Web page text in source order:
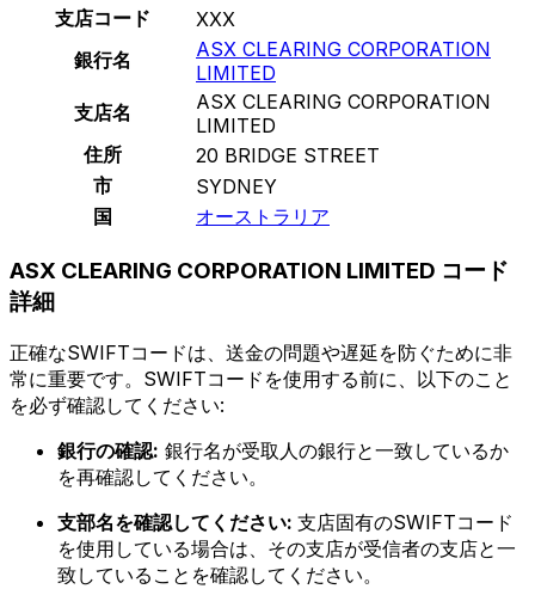
支店コード
XXX
銀行名
ASX CLEARING CORPORATION
LIMITED
支店名
ASX CLEARING CORPORATION
LIMITED
住所
20 BRIDGE STREET
市
SYDNEY
国
オーストラリア
ASX CLEARING CORPORATION LIMITED コード
詳細
正確なSWIFTコードは、送金の問題や遅延を防ぐために非
常に重要です。SWIFTコードを使用する前に、以下のこと
を必ず確認してください:
銀行の確認: 銀行名が受取人の銀行と一致しているか
を再確認してください。
支部名を確認してください: 支店固有のSWIFTコード
を使用している場合は、その支店が受信者の支店と一
致していることを確認してください。